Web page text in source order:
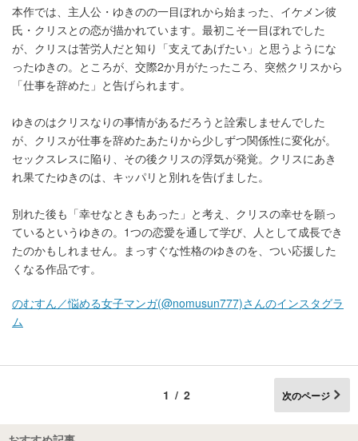
本作では、主人公・ゆきのの一目ぼれから始まった、イケメン彼
氏・クリスとの恋が描かれています。最初こそ一目ぼれでした
が、クリスは苦労人だと知り「支えてあげたい」と思うようにな
ったゆきの。ところが、交際2か月がたったころ、突然クリスから
「仕事を辞めた」と告げられます。
ゆきのはクリスなりの事情があるだろうと詮索しませんでした
が、クリスが仕事を辞めたあたりから少しずつ関係性に変化が。
セックスレスに陥り、その後クリスの浮気が発覚。クリスにあき
れ果てたゆきのは、キッパリと別れを告げました。
別れた後も「幸せなときもあった」と考え、クリスの幸せを願っ
ているというゆきの。1つの恋愛を通して学び、人として成長でき
たのかもしれません。まっすぐな性格のゆきのを、つい応援した
くなる作品です。
のむすん／悩める女子マンガ(@nomusun777)さんのインスタグラ
ム
1/2 次のページ